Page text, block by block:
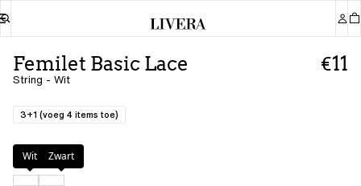
Femilet Basic Lace
String - Wit
€11
3+1 (voeg 4 items toe)
Kleur: Wit
Wit Zwart